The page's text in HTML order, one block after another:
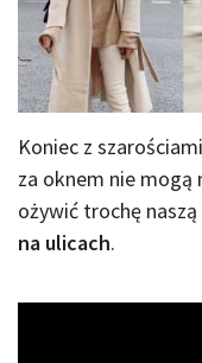
Koniec z
za oknem nie mogą
ożywić trochę
na ulicach.